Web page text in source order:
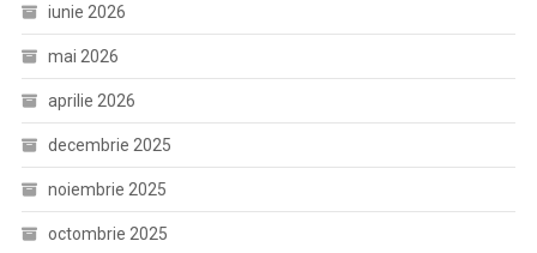
iunie 2026
mai 2026
aprilie 2026
decembrie 2025
noiembrie 2025
octombrie 2025